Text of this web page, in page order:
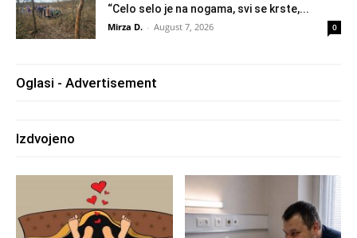
“Celo selo je na nogama, svi se krste,...
Mirza D. - August 7, 2026 0
Oglasi - Advertisement
Izdvojeno